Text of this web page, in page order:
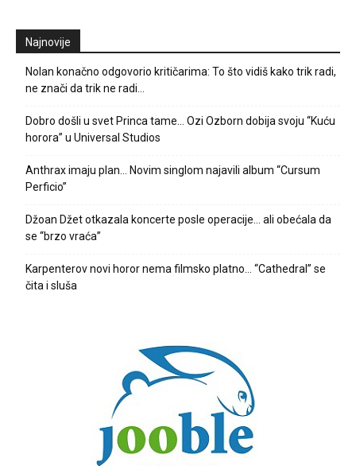
Najnovije
Nolan konačno odgovorio kritičarima: To što vidiš kako trik radi,
ne znači da trik ne radi…
Dobro došli u svet Princa tame… Ozi Ozborn dobija svoju “Kuću
horora” u Universal Studios
Anthrax imaju plan… Novim singlom najavili album “Cursum
Perficio”
Džoan Džet otkazala koncerte posle operacije… ali obećala da
se “brzo vraća”
Karpenterov novi horor nema filmsko platno… “Cathedral” se
čita i sluša